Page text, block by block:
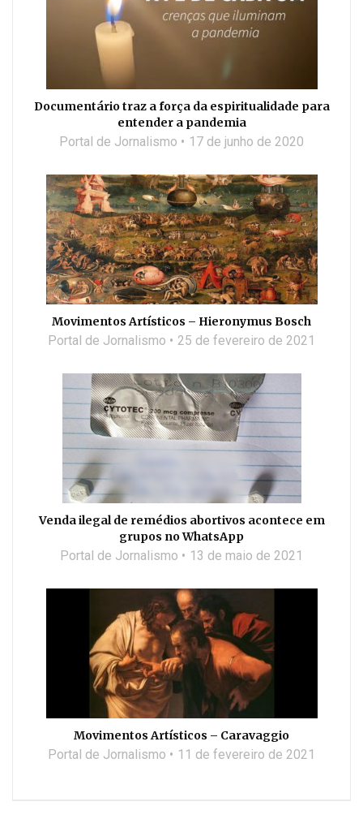
Documentário traz a força da espiritualidade para
entender a pandemia
Portal de Jornalismo 17 de junho de 2020
Movimentos Artísticos – Hieronymus Bosch
Portal de Jornalismo 25 de fevereiro de 2021
Venda ilegal de remédios abortivos acontece em
grupos no WhatsApp
Portal de Jornalismo 13 de maio de 2021
Movimentos Artísticos – Caravaggio
Portal de Jornalismo 11 de fevereiro de 2021